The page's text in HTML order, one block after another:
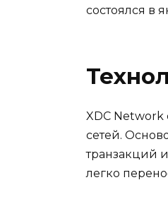
состоялся в
XDC Network
сетей.
транзакций
легко